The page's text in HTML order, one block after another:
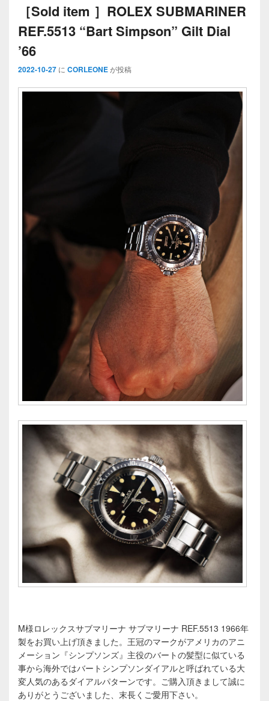
［Sold item ］ROLEX SUBMARINER
REF.5513 “Bart Simpson” Gilt Dial
’66
2022-10-27 に CORLEONEが投稿
M様ロレックスサブマリーナ サブマリーナ REF.5513 1966年
製をお買い上げ頂きました。王冠のマークがアメリカのアニ
メーション『シンプソンズ』主役のバートの髪型に似ている
事から海外ではバートシンプソンダイアルと呼ばれている大
変人気のあるダイアルパターンです。ご購入頂きまして誠に
ありがとうございました、末長くご愛用下さい。